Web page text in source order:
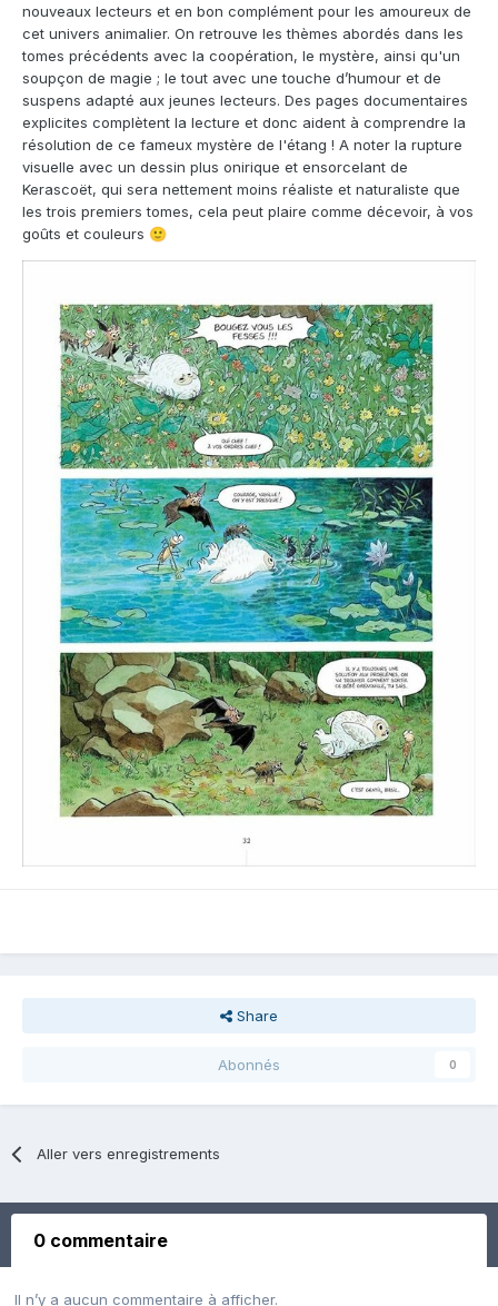
nouveaux lecteurs et en bon complément pour les amoureux de
cet univers animalier. On retrouve les thèmes abordés dans les
tomes précédents avec la coopération, le mystère, ainsi qu'un
soupçon de magie ; le tout avec une touche d’humour et de
suspens adapté aux jeunes lecteurs. Des pages documentaires
explicites complètent la lecture et donc aident à comprendre la
résolution de ce fameux mystère de l'étang ! A noter la rupture
visuelle avec un dessin plus onirique et ensorcelant de
Kerascoët, qui sera nettement moins réaliste et naturaliste que
les trois premiers tomes, cela peut plaire comme décevoir, à vos
goûts et couleurs 🙂
Share
Abonnés 0
Aller vers enregistrements
0 commentaire
Il n’y a aucun commentaire à afficher.